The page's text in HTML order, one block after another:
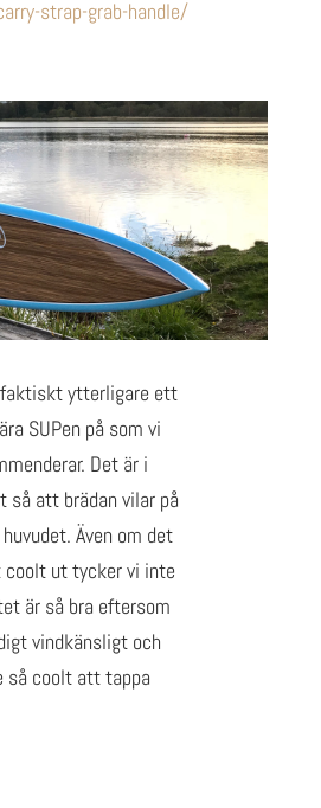
strap-grab-handle/
ytterligare ett
SUPen på som vi
Det är i
så att brädan vilar på
Även om det
ut tycker vi inte
är så bra eftersom
vindkänsligt och
så coolt att tappa